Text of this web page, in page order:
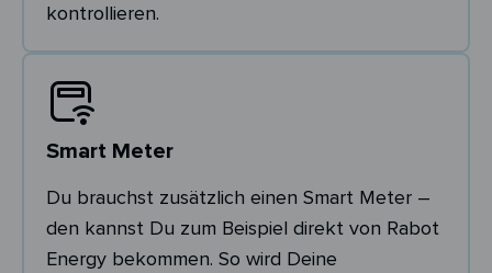
kontrollieren.
Smart Meter
Du brauchst zusätzlich einen Smart Meter –
den kannst Du zum Beispiel direkt von Rabot
Energy bekommen. So wird Deine